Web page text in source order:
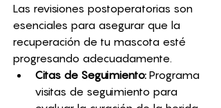
Las revisiones postoperatorias son
esenciales para asegurar que la
recuperación de tu mascota esté
progresando adecuadamente.
Citas de Seguimiento: Programa
visitas de seguimiento para